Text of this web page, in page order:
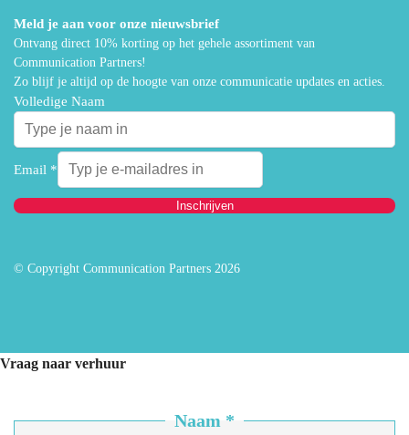
Meld je aan voor onze nieuwsbrief
Ontvang direct 10% korting op het gehele assortiment van
Communication Partners!
Zo blijf je altijd op de hoogte van onze communicatie updates en acties.
Volledige Naam
Email *
Inschrijven
© Copyright Communication Partners 2026
Vraag naar verhuur
Naam *